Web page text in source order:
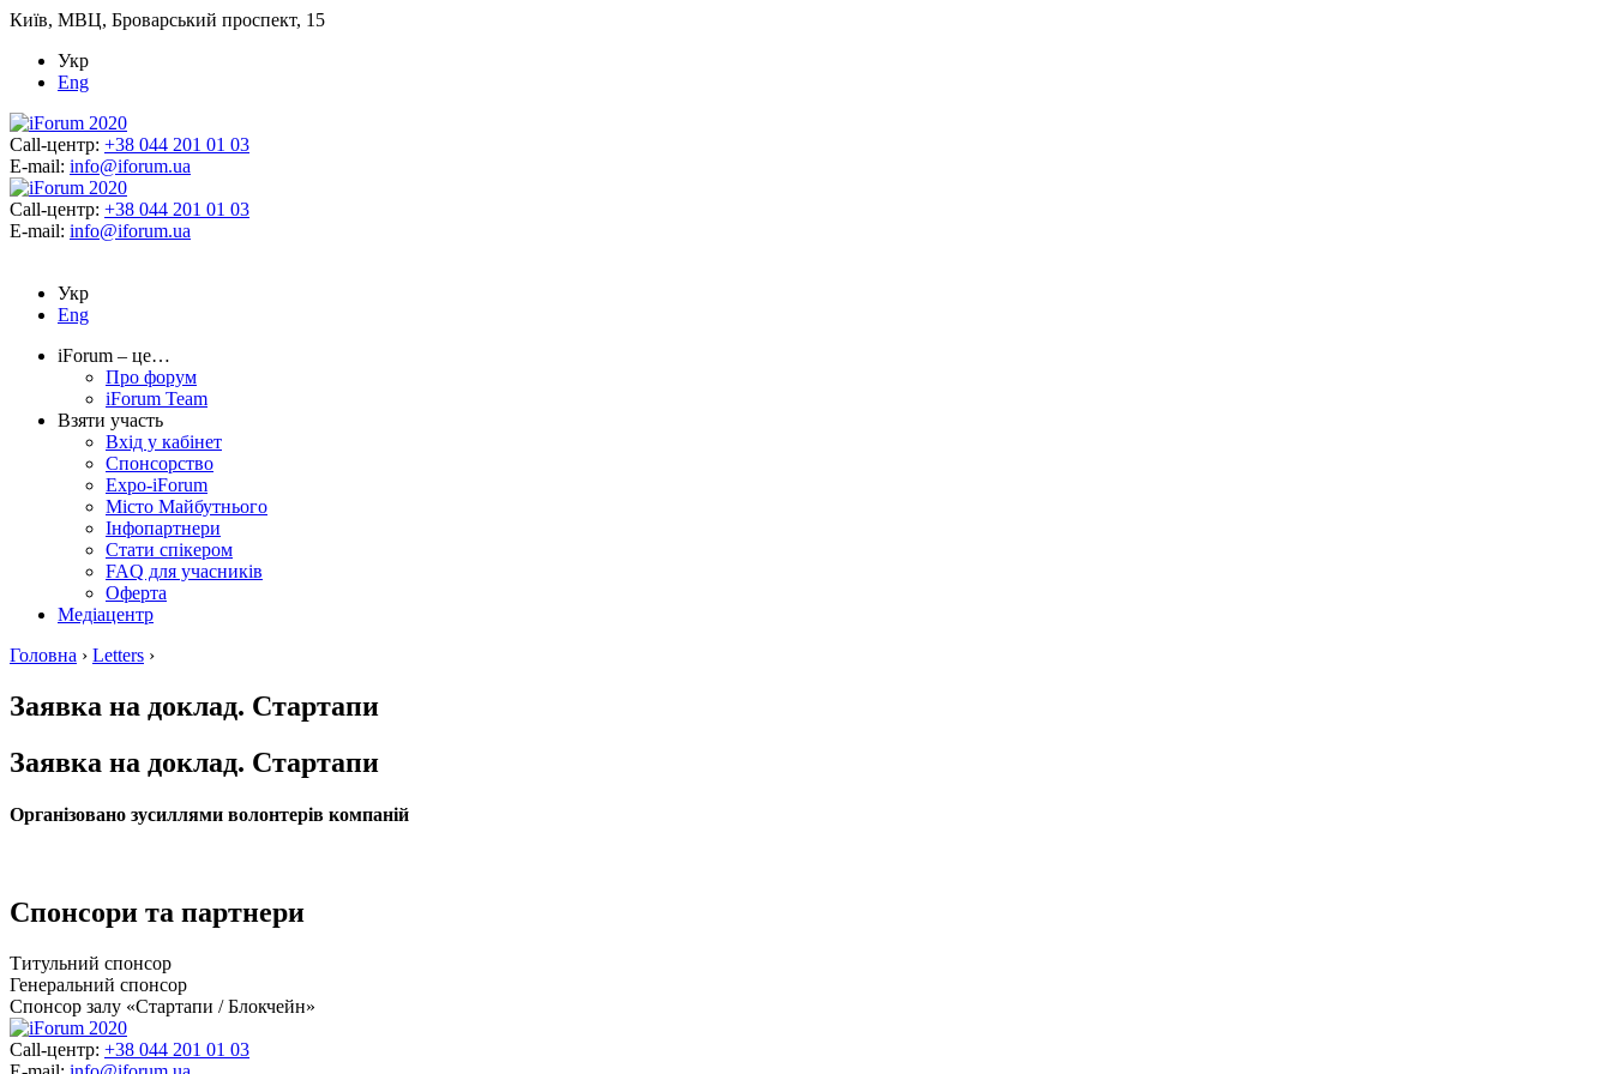
Київ, МВЦ, Броварський проспект, 15
Укр
Eng
Call-центр: +38 044 201 01 03
E-mail: info@iforum.ua
Call-центр: +38 044 201 01 03
E-mail: info@iforum.ua
Укр
Eng
iForum – це…
Про форум
iForum Team
Взяти участь
Вхід у кабінет
Спонсорство
Expo-iForum
Місто Майбутнього
Інфопартнери
Стати спікером
FAQ для учасників
Оферта
Медіацентр
Головна › Letters ›
Заявка на доклад. Стартапи
Заявка на доклад. Стартапи
Організовано зусиллями волонтерів компаній
Спонсори та партнери
Титульний спонсор
Генеральний спонсор
Спонсор залу «Стартапи / Блокчейн»
Call-центр: +38 044 201 01 03